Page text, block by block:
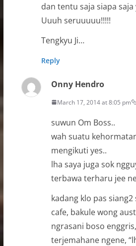
dan tentu saja siapa
Uuuh seruuuuu!!!!!
Tengkyu Ji…
Reply
Onny Hendro
March 17, 2014 at 8:05 pm
suwun Om Boss..
wah suatu
mengikuti yes..
lha saya juga sok
terbawa terharu jee
kadang klo pas
cafe, bakule wong
ngrasani boso
terjemahane ngene,